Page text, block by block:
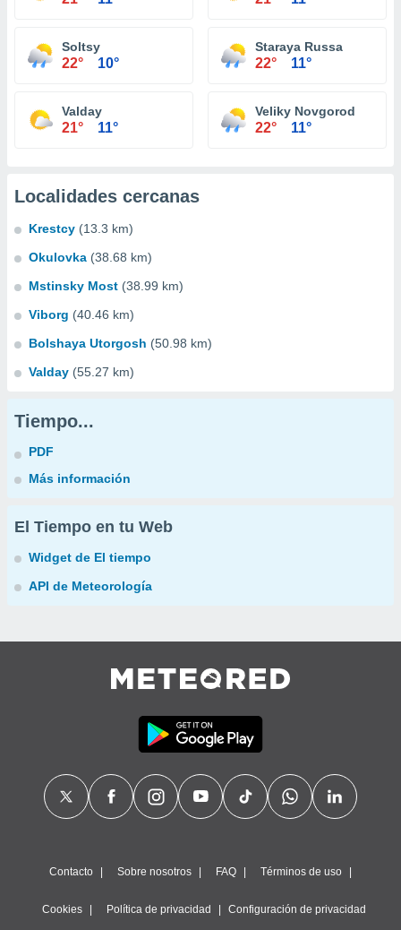
Soltsy
22° 10°
Staraya Russa
22° 11°
Valday
21° 11°
Veliky Novgorod
22° 11°
Localidades cercanas
Krestcy (13.3 km)
Okulovka (38.68 km)
Mstinsky Most (38.99 km)
Viborg (40.46 km)
Bolshaya Utorgosh (50.98 km)
Valday (55.27 km)
Tiempo...
PDF
Más información
El Tiempo en tu Web
Widget de El tiempo
API de Meteorología
Contacto Sobre nosotros FAQ Términos de uso
Cookies Política de privacidad Configuración de privacidad